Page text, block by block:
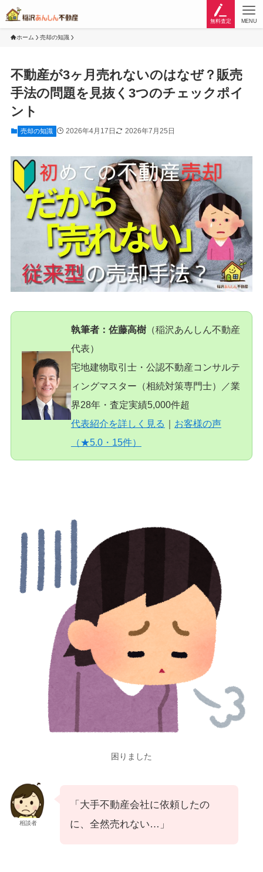
無料査定 MENU
ホーム 売却の知識
不動産が3ヶ月売れないのはなぜ？販売
手法の問題を見抜く3つのチェックポイ
ント
売却の知識 2026年4月17日 2026年7月25日
執筆者：佐藤高樹（稲沢あんしん不動産
代表）
宅地建物取引士・公認不動産コンサルテ
ィングマスター（相続対策専門士）／業
界28年・査定実績5,000件超
代表紹介を詳しく見る ｜ お客様の声
（★5.0・15件）
困りました
相談者
「大手不動産会社に依頼したの
に、全然売れない…」